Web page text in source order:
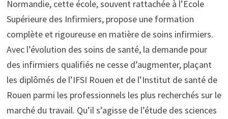
Normandie, cette école, souvent rattachée à l’Ecole
Supérieure des Infirmiers, propose une formation
complète et rigoureuse en matière de soins infirmiers.
Avec l’évolution des soins de santé, la demande pour
des infirmiers qualifiés ne cesse d’augmenter, plaçant
les diplômés de l’IFSI Rouen et de l’Institut de santé de
Rouen parmi les professionnels les plus recherchés sur le
marché du travail. Qu’il s’agisse de l’étude des sciences